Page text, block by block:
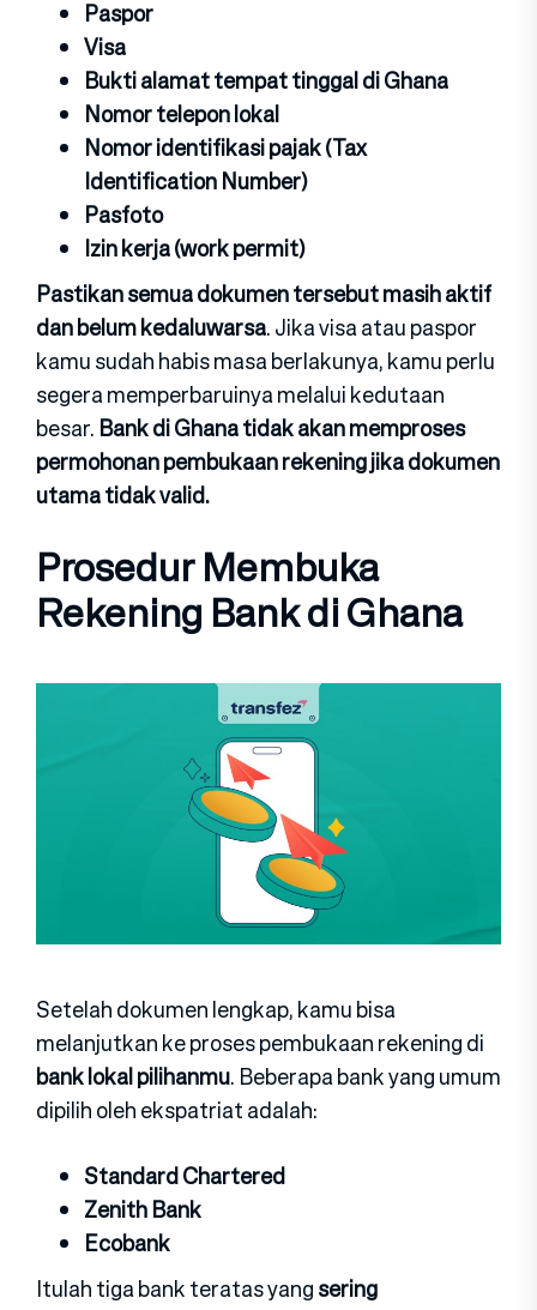
Paspor
Visa
Bukti alamat tempat tinggal di Ghana
Nomor telepon lokal
Nomor identifikasi pajak (Tax
Identification Number)
Pasfoto
Izin kerja (work permit)
Pastikan semua dokumen tersebut masih aktif
dan belum kedaluwarsa. Jika visa atau paspor
kamu sudah habis masa berlakunya, kamu perlu
segera memperbaruinya melalui kedutaan
besar. Bank di Ghana tidak akan memproses
permohonan pembukaan rekening jika dokumen
utama tidak valid.
Prosedur Membuka
Rekening Bank di Ghana
Setelah dokumen lengkap, kamu bisa
melanjutkan ke proses pembukaan rekening di
bank lokal pilihanmu. Beberapa bank yang umum
dipilih oleh ekspatriat adalah:
Standard Chartered
Zenith Bank
Ecobank
Itulah tiga bank teratas yangsering